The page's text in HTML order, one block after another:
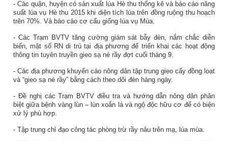
- Các quận, huyện có sản xuất lúa Hè thu thống kê và báo cáo năng
suất lúa vụ Hè thu 2015 khi diện tích lúa trên đồng ruộng thu hoạch
trên 70%. Và báo cáo cơ cấu giống lúa vụ Mùa.
- Các Trạm BVTV tăng cường giám sát bẫy đèn, nắm chắc diễn
biến, mật số RN di trú tại địa phương để triển khai các hoạt động
thông tin tuyên truyền gieo sạ né rầy đợt cuối tháng 9.
- Các địa phương khuyến cáo nông dân tập trung gieo cấy đồng loạt
và “gieo sạ né rầy” bằng cách theo dõi đèn hàng ngày.
- Đề nghị các Trạm BVTV điều tra và hướng dẫn nông dân phân
biệt giữa bệnh vàng lùn – lùn xoắn lá và ngộ độc hữu cơ để có biện
xử lý phù hợp.
- Tập trung chỉ đạo công tác phòng trừ rầy nâu trên mạ, lúa mùa.